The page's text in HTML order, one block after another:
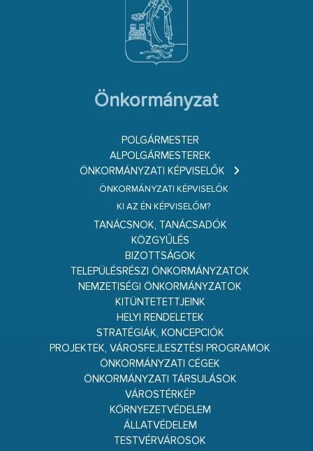
Önkormányzat
POLGÁRMESTER
ALPOLGÁRMESTEREK
ÖNKORMÁNYZATI KÉPVISELŐK
ÖNKORMÁNYZATI KÉPVISELŐK
KI AZ ÉN KÉPVISELŐM?
TANÁCSNOK, TANÁCSADÓK
KÖZGYŰLÉS
BIZOTTSÁGOK
TELEPÜLÉSRÉSZI ÖNKORMÁNYZATOK
NEMZETISÉGI ÖNKORMÁNYZATOK
KITÜNTETETTJEINK
HELYI RENDELETEK
STRATÉGIÁK, KONCEPCIÓK
PROJEKTEK, VÁROSFEJLESZTÉSI PROGRAMOK
ÖNKORMÁNYZATI CÉGEK
ÖNKORMÁNYZATI TÁRSULÁSOK
VÁROSTÉRKÉP
KÖRNYEZETVÉDELEM
ÁLLATVÉDELEM
TESTVÉRVÁROSOK